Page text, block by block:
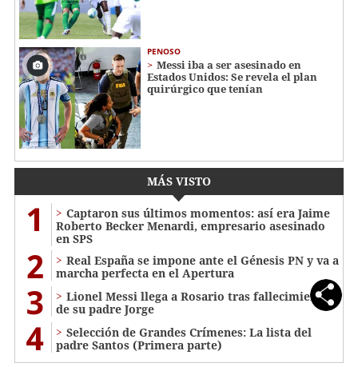
PENOSO
Messi iba a ser asesinado en
Estados Unidos: Se revela el plan
quirúrgico que tenían
MÁS VISTO
1
Captaron sus últimos momentos: así era Jaime
Roberto Becker Menardi​​​, empresario asesinado
en SPS
2
Real España se impone ante el Génesis PN y va a
marcha perfecta en el Apertura
3
Lionel Messi llega a Rosario tras fallecimiento
de su padre Jorge
4
Selección de Grandes Crímenes: La lista del
padre Santos (Primera parte)